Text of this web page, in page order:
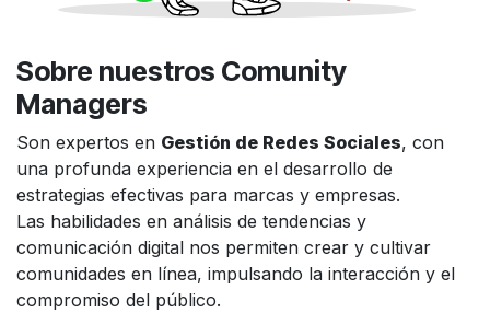
Sobre nuestros Comunity
Managers
Son expertos en Gestión de Redes Sociales, con
una profunda experiencia en el desarrollo de
estrategias efectivas para marcas y empresas.
Las habilidades en análisis de tendencias y
comunicación digital nos permiten crear y cultivar
comunidades en línea, impulsando la interacción y el
compromiso del público.